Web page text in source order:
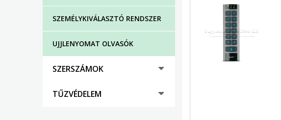
SZEMÉLYKIVÁLASZTÓ RENDSZER
UJJLENYOMAT OLVASÓK
SZERSZÁMOK
TŰZVÉDELEM